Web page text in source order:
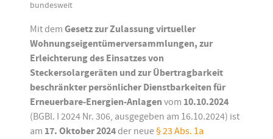
bundesweit
Mit dem Gesetz zur Zulassung virtueller
Wohnungseigentümerversammlungen, zur
Erleichterung des Einsatzes von
Steckersolargeräten und zur Übertragbarkeit
beschränkter persönlicher Dienstbarkeiten für
Erneuerbare-Energien-Anlagenvom 10.10.2024
(BGBl. I 2024 Nr. 306, ausgegeben am 16.10.2024) ist
am 17. Oktober 2024der neue§ 23 Abs. 1a